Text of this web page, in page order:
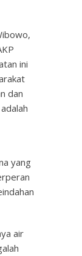
ini
dan
yang
air